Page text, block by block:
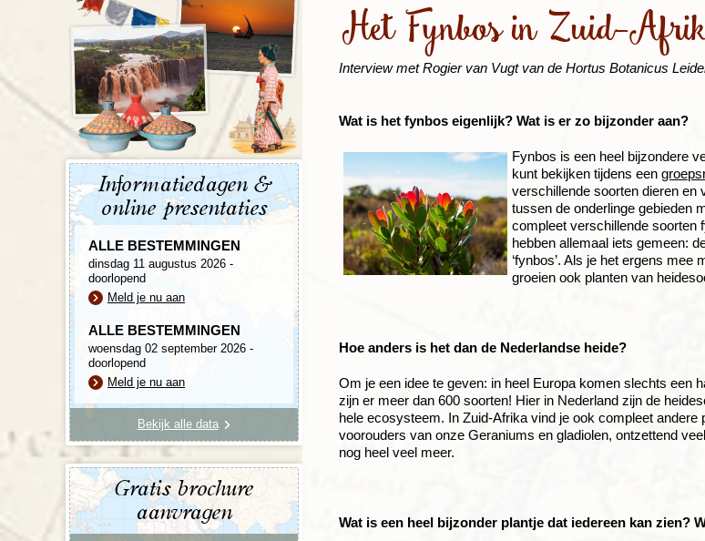
Het Fynbos in Zuid-
Interview met Rogier van Vugt van de Hortus Botanicus
Wat is het fynbos eigenlijk? Wat is er zo bijzonder aan?
Fynbos is een heel bijzondere
kunt bekijken tijdens een
verschillende soorten dieren en
tussen de onderlinge gebieden
compleet verschillende soorten
hebben allemaal iets gemeen:
‘fynbos’. Als je het ergens
groeien ook planten van
Hoe anders is het dan de Nederlandse heide?
Om je een idee te geven: in heel Europa komen slechts een
zijn er meer dan 600 soorten! Hier in Nederland zijn de
hele ecosysteem. In Zuid-Afrika vind je ook compleet
voorouders van onze Geraniums en gladiolen, ontzettend
nog heel veel meer.
Wat is een heel bijzonder plantje dat iedereen kan zien?
Informatiedagen &
online presentaties
ALLE BESTEMMINGEN
dinsdag 11 augustus 2026 -
doorlopend
Meld je nu aan
ALLE BESTEMMINGEN
woensdag 02 september 2026 -
doorlopend
Meld je nu aan
Bekijk alle data
Gratis brochure
aanvragen